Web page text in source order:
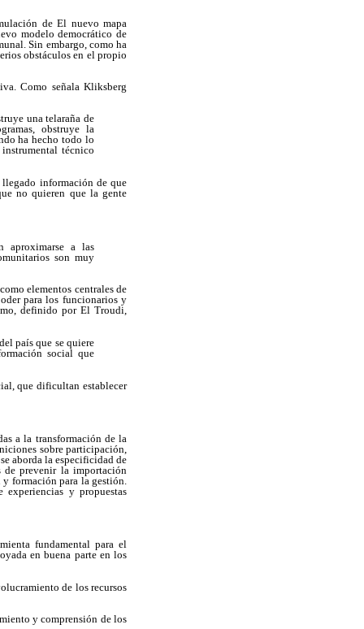
de El nuevo mapa
modelo democrático de
Sin embargo, como ha
obstáculos en el propio
Como señala Kliksberg
una telaraña de
obstruye la
ha hecho todo lo
técnico
llegado información de que
no quieren que la gente
aproximarse a las
son muy
elementos centrales de
para los funcionarios y
definido por El Troudi,
país que se quiere
social que
que dificultan establecer
a la transformación de la
sobre participación,
aborda la especificidad de
de prevenir la importación
formación para la gestión.
y propuestas
fundamental para el
en buena parte en los
de los recursos
y comprensión de los